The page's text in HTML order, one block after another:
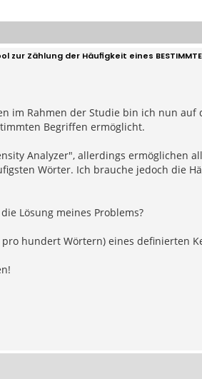
zur Zählung der Häufigkeit eines
im Rahmen der Studie bin ich nun auf
Begriffen ermöglicht.
Analyzer", allerdings ermöglichen
Wörter. Ich brauche jedoch die
Lösung meines Problems?
hundert Wörtern) eines definierten